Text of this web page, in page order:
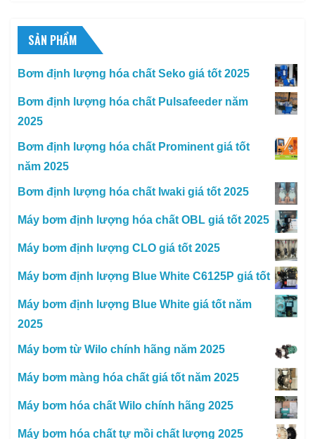
SẢN PHẨM
Bơm định lượng hóa chất Seko giá tốt 2025
Bơm định lượng hóa chất Pulsafeeder năm
2025
Bơm định lượng hóa chất Prominent giá tốt
năm 2025
Bơm định lượng hóa chất Iwaki giá tốt 2025
Máy bơm định lượng hóa chất OBL giá tốt 2025
Máy bơm định lượng CLO giá tốt 2025
Máy bơm định lượng Blue White C6125P giá tốt
Máy bơm định lượng Blue White giá tốt năm
2025
Máy bơm từ Wilo chính hãng năm 2025
Máy bơm màng hóa chất giá tốt năm 2025
Máy bơm hóa chất Wilo chính hãng 2025
Máy bơm hóa chất tự mồi chất lượng 2025